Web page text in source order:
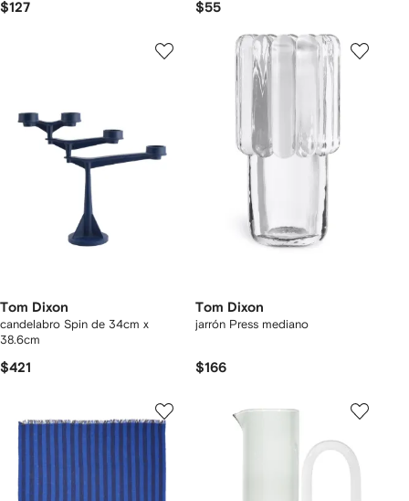
$127 $55
Tom Dixon
candelabro Spin de 34cm x
38.6cm
$421
Tom Dixon
jarrón Press mediano
$166